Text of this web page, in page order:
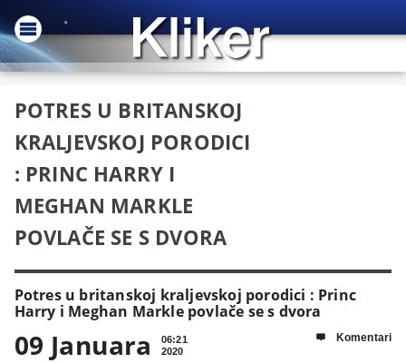
POTRES U BRITANSKOJ
KRALJEVSKOJ PORODICI
: PRINC HARRY I
MEGHAN MARKLE
POVLAČE SE S DVORA
Potres u britanskoj kraljevskoj porodici : Princ
Harry i Meghan Markle povlače se s dvora
09 Januara
06:21
2020
 Komentari